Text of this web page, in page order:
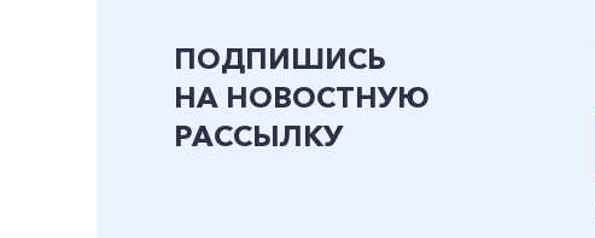
ПОДПИШИСЬ
НА НОВОСТНУЮ
РАССЫЛКУ